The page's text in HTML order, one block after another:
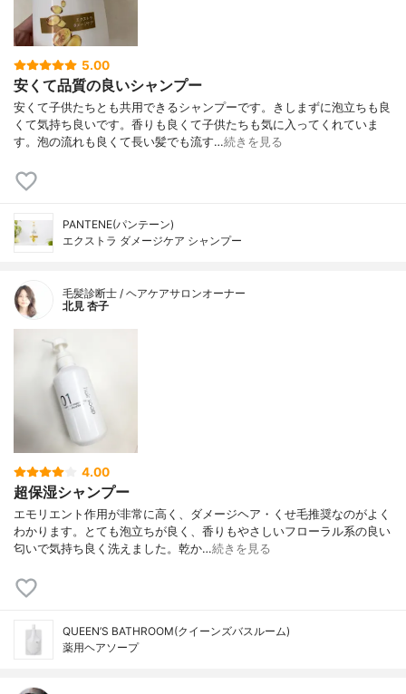
5.00
安くて品質の良いシャンプー
安くて子供たちとも共用できるシャンプーです。きしまずに泡立ちも良
くて気持ち良いです。香りも良くて子供たちも気に入ってくれていま
す。泡の流れも良くて長い髪でも流す…続きを見る
PANTENE(パンテーン)
エクストラ ダメージケア シャンプー
毛髪診断士 / ヘアケアサロンオーナー
北見 杏子
4.00
超保湿シャンプー
エモリエント作用が非常に高く、ダメージヘア・くせ毛推奨なのがよく
わかります。とても泡立ちが良く、香りもやさしいフローラル系の良い
匂いで気持ち良く洗えました。乾か…続きを見る
QUEEN’S BATHROOM(クイーンズバスルーム)
薬用ヘアソープ